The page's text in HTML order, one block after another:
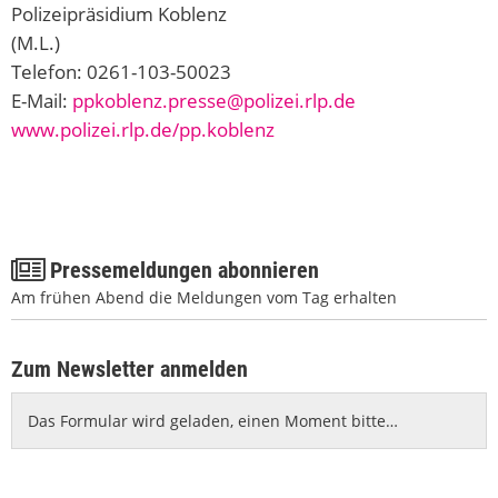
Polizeipräsidium Koblenz
(M.L.)
Telefon: 0261-103-50023
E-Mail: ppkoblenz.presse@polizei.rlp.de
www.polizei.rlp.de/pp.koblenz
Pressemeldungen abonnieren
Am frühen Abend die Meldungen vom Tag erhalten
Zum Newsletter anmelden
Das Formular wird geladen, einen Moment bitte…